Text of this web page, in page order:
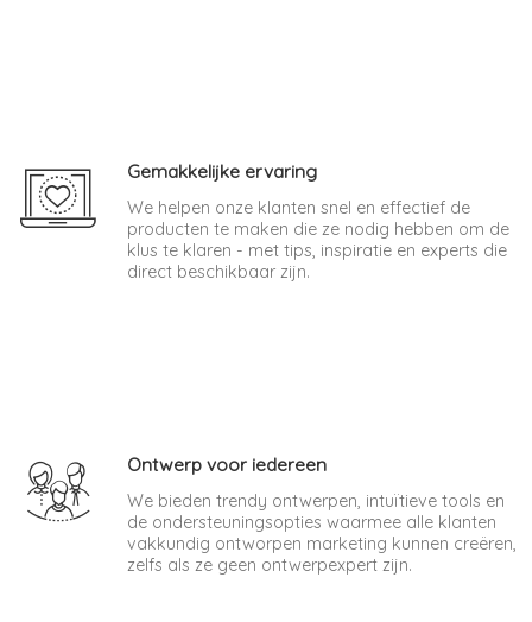
Gemakkelijke ervaring
We helpen onze klanten snel en effectief de
producten te maken die ze nodig hebben om de
klus te klaren - met tips, inspiratie en experts die
direct beschikbaar zijn.
Ontwerp voor iedereen
We bieden trendy ontwerpen, intuïtieve tools en
de ondersteuningsopties waarmee alle klanten
vakkundig ontworpen marketing kunnen creëren,
zelfs als ze geen ontwerpexpert zijn.